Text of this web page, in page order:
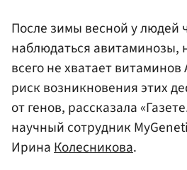
После зимы весной у людей
наблюдаться
всего не хватает
риск возникновения этих
от генов, рассказала
научный сотрудник
ИринаКолесникова.